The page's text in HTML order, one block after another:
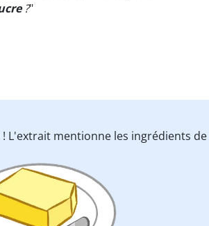
?"
L'extrait mentionne les ingrédients